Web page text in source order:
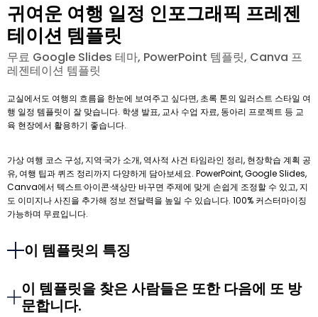
귀여운 여행 일정 인포그래픽 프레젠
테이션 템플릿
무료 Google Slides 테마, PowerPoint 템플릿, Canva 프
레젠테이션 템플릿
교실에서도 여행의 흐름을 한눈에 보여주고 싶다면, 초록 톤의 일러스트 스타일 여
행 일정 템플릿이 잘 맞습니다. 학생 발표, 교사 수업 자료, 동아리 프로젝트 등 교
육 현장에서 활용하기 좋습니다.
가상 여행 코스 구성, 지역·국가 소개, 역사적 사건 타임라인 정리, 현장학습 계획 공
유, 여행 팁과 퀴즈 정리까지 다양하게 담아보세요. PowerPoint, Google Slides,
Canva에서 텍스트·아이콘·색상만 바꾸면 주제에 맞게 손쉽게 조정할 수 있고, 지
도 이미지나 사진을 추가해 정보 전달력을 높일 수 있습니다. 100% 커스터마이징
가능하며 무료입니다.
이 템플릿의 특징
이 템플릿을 찾은 사람들은 또한 다음에 또 방
문합니다.